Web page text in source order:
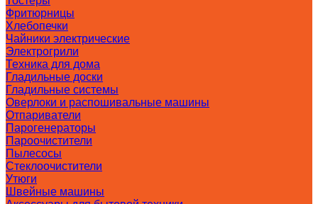
Фритюрницы
Хлебопечки
Чайники электрические
Электрогрили
Техника для дома
Гладильные доски
Гладильные системы
Оверлоки и распошивальные машины
Отпариватели
Парогенераторы
Пароочистители
Пылесосы
Стеклоочистители
Утюги
Швейные машины